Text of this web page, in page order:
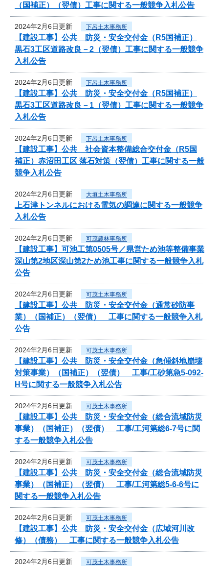
（国補正）（翌債）工事に関する一般競争入札公告
2024年2月6日更新 下呂土木事務所
【建設工事】公共 防災・安全交付金（R5国補正）
黒石3工区道路改良－2（翌債）工事に関する一般競争
入札公告
2024年2月6日更新 下呂土木事務所
【建設工事】公共 防災・安全交付金（R5国補正）
黒石3工区道路改良－1（翌債）工事に関する一般競争
入札公告
2024年2月6日更新 下呂土木事務所
【建設工事】公共 社会資本整備総合交付金（R5国
補正）赤沼田工区 落石対策（翌債）工事に関する一般
競争入札公告
2024年2月6日更新 大垣土木事務所
上石津トンネルにおける電気の調達に関する一般競争
入札公告
2024年2月6日更新 可茂農林事務所
【建設工事】可池工第0505号／県営ため池等整備事業
深山第2地区深山第2ため池工事に関する一般競争入札
公告
2024年2月6日更新 可茂土木事務所
【建設工事】公共 防災・安全交付金（通常砂防事
業）（国補正）（翌債） 工事に関する一般競争入札
公告
2024年2月6日更新 可茂土木事務所
【建設工事】公共 防災・安全交付金（急傾斜地崩壊
対策事業）（国補正）（翌債） 工事/工砂第急5-092-
H号に関する一般競争入札公告
2024年2月6日更新 可茂土木事務所
【建設工事】公共 防災・安全交付金（総合流域防災
事業）（国補正）（翌債） 工事/工河第総6-7号に関
する一般競争入札公告
2024年2月6日更新 可茂土木事務所
【建設工事】公共 防災・安全交付金（総合流域防災
事業）（国補正）（翌債） 工事/工河第総5-6-6号に
関する一般競争入札公告
2024年2月6日更新 可茂土木事務所
【建設工事】公共 防災・安全交付金（広域河川改
修）（債務） 工事に関する一般競争入札公告
2024年2月6日更新 可茂土木事務所